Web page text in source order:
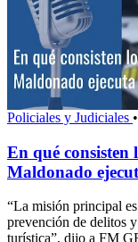
Policiales y Judiciales •
En qué consisten
Maldonado
“La misión principal
prevención de delitos
turística”, dijo a FM